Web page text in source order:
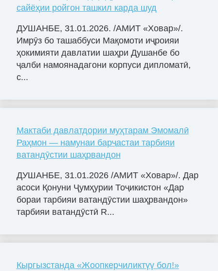
сайёҳии ройгон ташкил карда шуд
ДУШАНБЕ, 31.01.2026. /АМИТ «Ховар»/.
Имрӯз бо ташаббуси Мақомоти иҷроияи
ҳокимияти давлатии шаҳри Душанбе бо
ҷалби намоянадагони корпуси дипломатӣ,
с...
Мактаби давлатдории муҳтарам Эмомалӣ
Раҳмон — намунаи барҷастаи тарбияи
ватандӯстии шаҳрвандон
ДУШАНБЕ, 31.01.2026 /АМИТ «Ховар»/. Дар
асоси Қонуни Ҷумҳурии Тоҷикистон «Дар
бораи тарбияи ватандӯстии шаҳрвандон»
тарбияи ватандӯстӣ R...
Кыргызстанда «Жоопкерчиликтүү бол!»